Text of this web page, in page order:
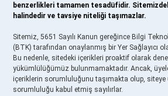
benzerlikleri tamamen tesadüfidir.
halindedir ve tavsiye niteliği taşımazlar.
Sitemiz, 5651 Sayılı Kanun gereğince Bilgi
(BTK) tarafından onaylanmış bir Yer Sağlayıcı
Bu nedenle, sitedeki içerikleri proaktif olarak
yükümlülüğümüz bulunmamaktadır. Ancak,
içeriklerin sorumluluğunu taşımakta olup, siteye
sorumluluğu kabul etmiş sayılırlar.